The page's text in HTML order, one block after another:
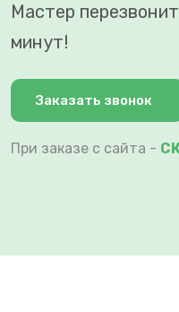
Мастер
минут!
Заказать звонок
При заказе с сайта -